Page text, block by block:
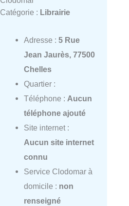
Catégorie : Librairie
Adresse : 5 Rue
Jean Jaurès, 77500
Chelles
Quartier :
Téléphone : Aucun
téléphone ajouté
Site internet :
Aucun site internet
connu
Service Clodomar à
domicile : non
renseigné